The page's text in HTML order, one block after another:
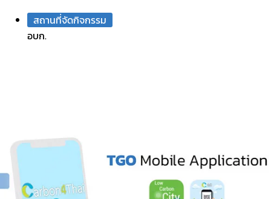
สถานที่จัดกิจกรรม
อบก.